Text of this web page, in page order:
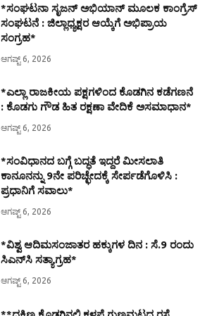
*ಸಂಘಟನಾ ಸೃಜನ್ ಅಭಿಯಾನ್ ಮೂಲಕ ಕಾಂಗ್ರೆಸ್
ಸಂಘಟನೆ : ಜಿಲ್ಲಾಧ್ಯಕ್ಷರ ಆಯ್ಕೆಗೆ ಅಭಿಪ್ರಾಯ
ಸಂಗ್ರಹ*
ಆಗಷ್ಟ್ 6, 2026
*ಎಲ್ಲಾ ರಾಜಕೀಯ ಪಕ್ಷಗಳಿಂದ ಕೊಡಗಿನ ಕಡೆಗಣನೆ
: ಕೊಡಗು ಗೌಡ ಹಿತ ರಕ್ಷಣಾ ವೇದಿಕೆ ಅಸಮಾಧಾನ*
ಆಗಷ್ಟ್ 6, 2026
*ಸಂವಿಧಾನದ ಬಗ್ಗೆ ಬದ್ಧತೆ ಇದ್ದರೆ ಮೀಸಲಾತಿ
ಕಾನೂನನ್ನು 9ನೇ ಪರಿಚ್ಛೇದಕ್ಕೆ ಸೇರ್ಪಡೆಗೊಳಿಸಿ :
ಪ್ರಧಾನಿಗೆ ಸವಾಲು*
ಆಗಷ್ಟ್ 6, 2026
*ವಿಶ್ವ ಆದಿಮಸಂಜಾತರ ಹಕ್ಕುಗಳ ದಿನ : ಸೆ.9 ರಂದು
ಸಿಎನ್‌ಸಿ ಸತ್ಯಾಗ್ರಹ*
ಆಗಷ್ಟ್ 6, 2026